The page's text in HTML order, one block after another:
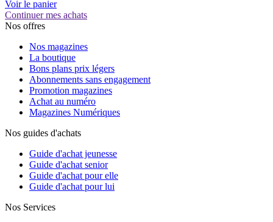
Voir le panier
Continuer mes achats
Nos offres
Nos magazines
La boutique
Bons plans prix légers
Abonnements sans engagement
Promotion magazines
Achat au numéro
Magazines Numériques
Nos guides d'achats
Guide d'achat jeunesse
Guide d'achat senior
Guide d'achat pour elle
Guide d'achat pour lui
Nos Services